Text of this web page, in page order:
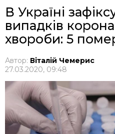
В Україні
випадків
хвороби: 5
Автор: Віталій Чемерис
27.03.2020, 09:48